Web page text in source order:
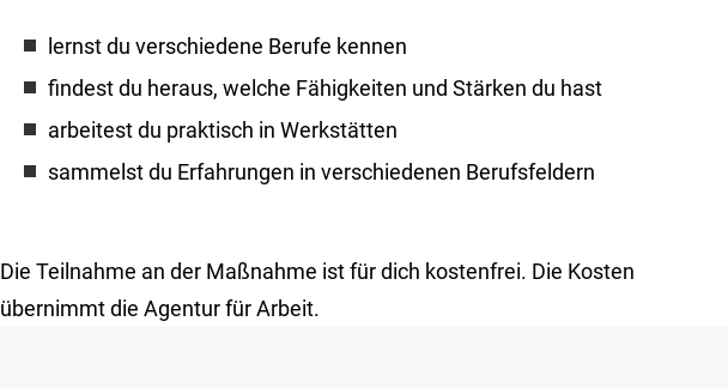
lernst du verschiedene Berufe kennen
findest du heraus, welche Fähigkeiten und Stärken du hast
arbeitest du praktisch in Werkstätten
sammelst du Erfahrungen in verschiedenen Berufsfeldern
Die Teilnahme an der Maßnahme ist für dich kostenfrei. Die Kosten
übernimmt die Agentur für Arbeit.